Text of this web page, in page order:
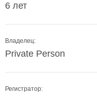
6 лет
Владелец:
Private Person
Регистратор: